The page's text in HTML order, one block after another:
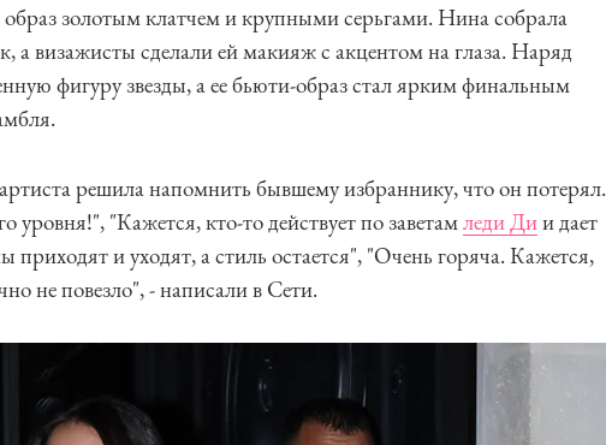
золотым клатчем и крупными серьгами. Нина собрала
а визажисты сделали ей макияж с акцентом на глаза. Наряд
фигуру звезды, а ее бьюти-образ стал ярким финальным
решила напомнить бывшему избраннику, что он потерял.
уровня!", "Кажется, кто-то действует по заветамледи Дии дает
приходят и уходят, а стиль остается", "Очень горяча. Кажется,
не повезло", - написали в Сети.